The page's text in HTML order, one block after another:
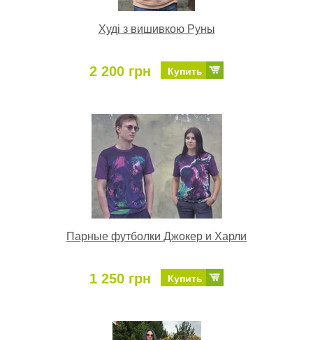
Худі з вишивкою Руны
2 200 грн Купить
Парные футболки Джокер и Харли
1 250 грн Купить